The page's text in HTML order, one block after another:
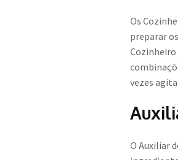
Os
preparar
Cozinheiro
vezes
O Auxiliar